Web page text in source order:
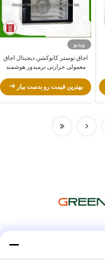
ویدیو
اجاق توستر کانوکشن دیجیتال اجاق
معمولی حرارتی ترمیدور هوشمند
بهترین قیمت رو بدست بیار